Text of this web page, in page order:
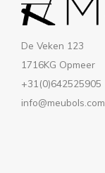
De Veken 123
1716KG Opmeer
+31(0)642525905
info@meubols.com